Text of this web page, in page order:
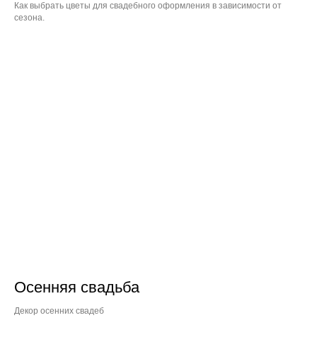
Как выбрать цветы для свадебного оформления в зависимости от
сезона.
Осенняя свадьба
Декор осенних свадеб